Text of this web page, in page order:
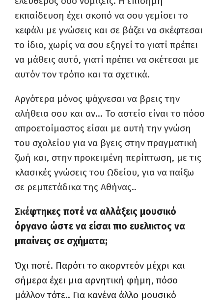
εκπαίδευση έχει σκοπό να σου γεμίσει το
κεφάλι με γνώσεις και σε βάζει να σκέφτεσαι
το ίδιο, χωρίς να σου εξηγεί το γιατί πρέπει
να μάθεις αυτό, γιατί πρέπει να σκέτεσαι με
αυτόν τον τρόπο και τα σχετικά.
Αργότερα μόνος ψάχνεσαι να βρεις την
αλήθεια σου και αν… Το αστείο είναι το πόσο
απροετοίμαστος είσαι με αυτή την γνώση
του σχολείου για να βγεις στην πραγματική
ζωή και, στην προκειμένη περίπτωση, με τις
κλασικές γνώσεις του Ωδείου, για να παίξω
σε ρεμπετάδικα της Αθήνας..
Σκέφτηκες ποτέ να αλλάξεις μουσικό
όργανο ώστε να είσαι πιο ευελικτος να
μπαίνεις σε σχήματα;
Όχι ποτέ. Παρότι το ακορντεόν μέχρι και
σήμερα έχει μια αρνητική φήμη, πόσο
μάλλον τότε.. Για κανένα άλλο μουσικό